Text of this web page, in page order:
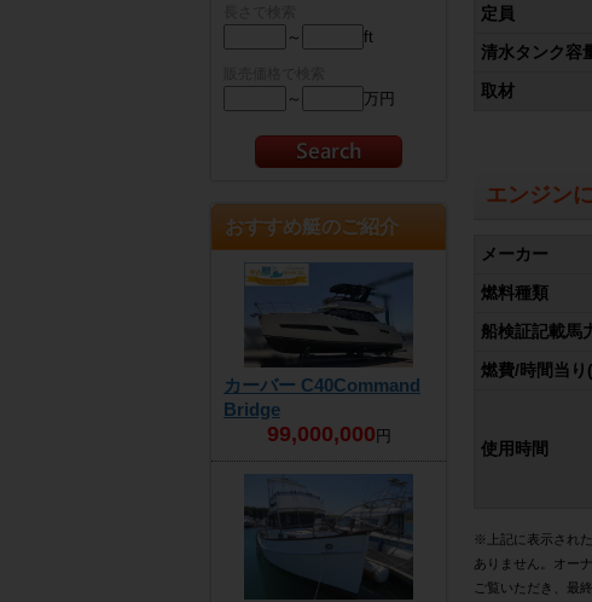
～ ft
～ 万円
おすすめ艇のご紹介
カーバー C40Command
Bridge
99,000,000円
定員
清水タンク容
取材
エンジン
メーカー
燃料種類
船検証記載馬
燃費/時間当り
使用時間
※上記に表示され
ありません。オー
ご覧いただき、最